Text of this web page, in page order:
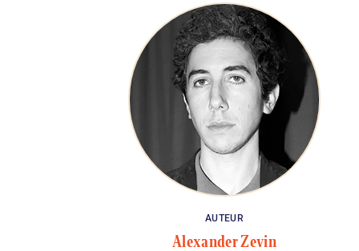
AUTEUR
Alexander Zevin